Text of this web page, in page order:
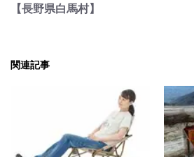
【長野県白馬村】
関連記事